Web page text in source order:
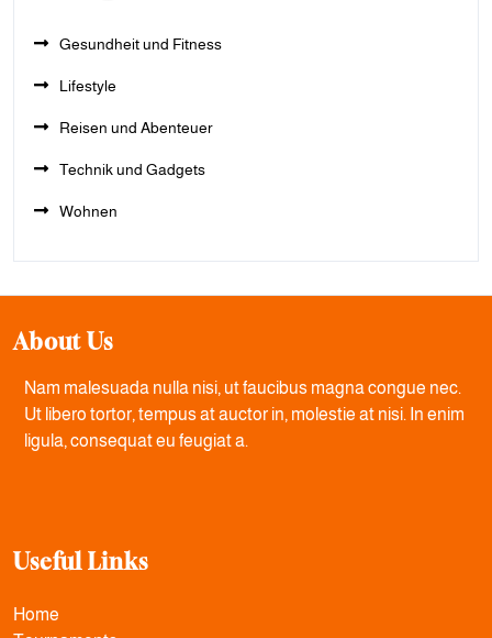
Gesundheit und Fitness
Lifestyle
Reisen und Abenteuer
Technik und Gadgets
Wohnen
About Us
Nam malesuada nulla nisi, ut faucibus magna congue nec.
Ut libero tortor, tempus at auctor in, molestie at nisi. In enim
ligula, consequat eu feugiat a.
Useful Links
Home